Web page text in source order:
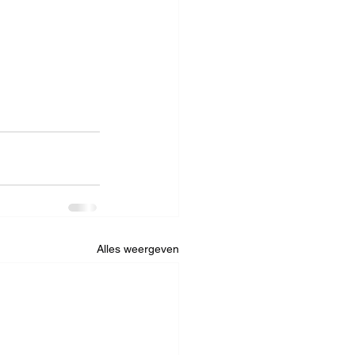
Alles weergeven